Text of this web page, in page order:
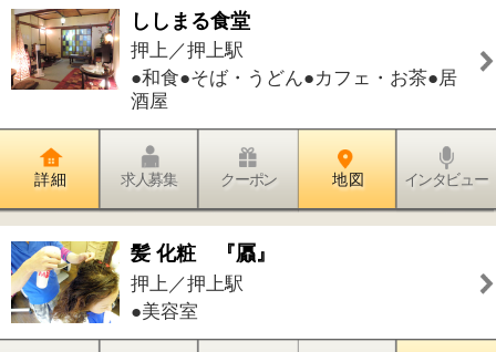
1
江戸川区時間 江東区時間 葛飾区時間
表示：PC|モバイル
© 2013 art blue Inc.